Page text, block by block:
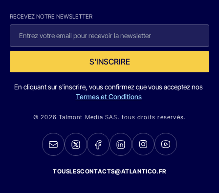
RECEVEZ NOTRE NEWSLETTER
S'INSCRIRE
En cliquant sur s'inscrire, vous confirmez que vous acceptez nos
Termes et Conditions
© 2026 Talmont Media SAS. tous droits réservés.
TOUSLESCONTACTS@ATLANTICO.FR